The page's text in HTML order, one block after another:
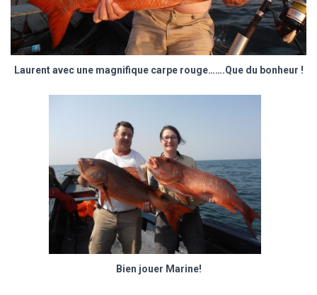
Laurent avec une magnifique carpe rouge…….Que du bonheur !
Bien jouer Marine!